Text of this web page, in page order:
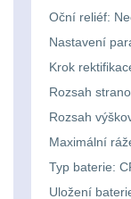
čelovky
Taktické
svietidlá
Lucerny
Městské
Batohy 216
10 - 20 L
20 - 30 L
Oční reliéf:
Nastavení
Krok
Rozsah
Rozsah
Maximální
Typ baterie:
Uložení